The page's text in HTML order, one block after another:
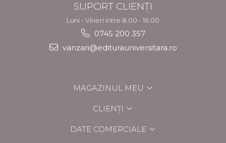
SUPORT CLIENȚI
Luni - Vineri intre 8.00 - 16.00
0745 200 357
vanzari@editurauniversitara.ro
MAGAZINUL MEU
CLIENȚI
DATE COMERCIALE